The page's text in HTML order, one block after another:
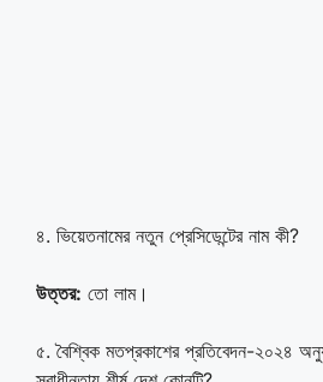
৪. ভিয়েতনামের নতুন প্রেসিডেন্টের নাম কী?
উত্তর: তো লাম।
৫. বৈশ্বিক মতপ্রকাশের প্রতিবেদন-২০২৪